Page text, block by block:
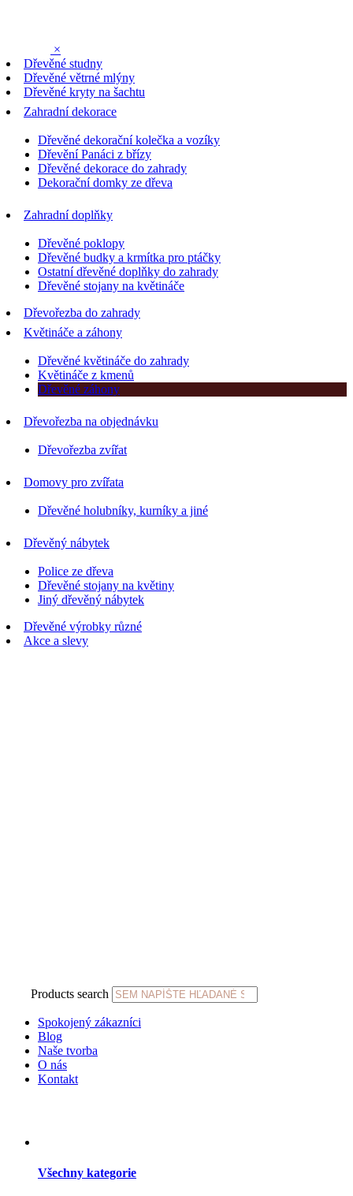
×
Dřevěné studny
Dřevěné větrné mlýny
Dřevěné kryty na šachtu
Zahradní dekorace
Dřevěné dekorační kolečka a vozíky
Dřevění Panáci z břízy
Dřevěné dekorace do zahrady
Dekorační domky ze dřeva
Zahradní doplňky
Dřevěné poklopy
Dřevěné budky a krmítka pro ptáčky
Ostatní dřevěné doplňky do zahrady
Dřevěné stojany na květináče
Dřevořezba do zahrady
Květináče a záhony
Dřevěné květináče do zahrady
Květináče z kmenů
Dřevěné záhony
Dřevořezba na objednávku
Dřevořezba zvířat
Domovy pro zvířata
Dřevěné holubníky, kurníky a jiné
Dřevěný nábytek
Police ze dřeva
Dřevěné stojany na květiny
Jiný dřevěný nábytek
Dřevěné výrobky různé
Akce a slevy
Products search
Spokojený zákazníci
Blog
Naše tvorba
O nás
Kontakt
Všechny kategorie